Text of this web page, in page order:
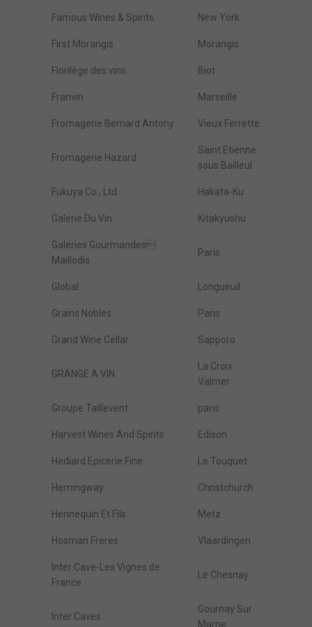
Famous Wines & Spirits New York
First Morangis Morangis
Florilège des vins Biot
Franvin Marseille
Fromagerie Bernard Antony Vieux Ferrette
Fromagerie Hazard
Saint Etienne
sous Bailleul
Fukuya Co., Ltd. Hakata-Ku
Galerie Du Vin Kitakyushu
Galeries Gourmandes
Maillodis
Paris
Global Longueuil
Grains Nobles Paris
Grand Wine Cellar Sapporo
GRANGE A VIN
La Croix
Valmer
Groupe Taillevent paris
Harvest Wines And Spirits Edison
Hediard Epicerie Fine Le Touquet
Hemingway Christchurch
Hennequin Et Fils Metz
Hosman Freres Vlaardingen
Inter Cave-Les Vignes de
France
Le Chesnay
Inter Caves
Gournay Sur
Marne